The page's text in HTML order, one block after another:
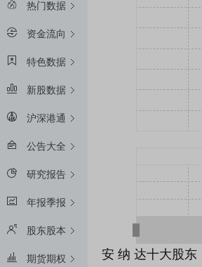
热门数据
资金流向
特色数据
新股数据
沪深港通
公告大全
研究报告
年报季报
股东股本
期货期权 安 纳 达十大股东